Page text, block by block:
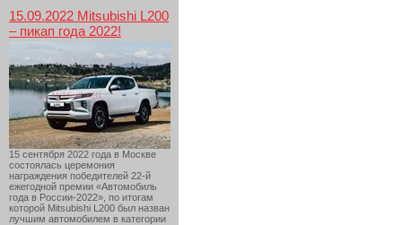
15.09.2022 Mitsubishi L200
– пикап года 2022!
15 сентября 2022 года в Москве
состоялась церемония
награждения победителей 22-й
ежегодной премии «Автомобиль
года в России-2022», по итогам
которой Mitsubishi L200 был назван
лучшим автомобилем в категории